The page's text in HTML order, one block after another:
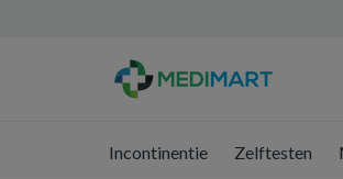
Incontinentie Zelftesten